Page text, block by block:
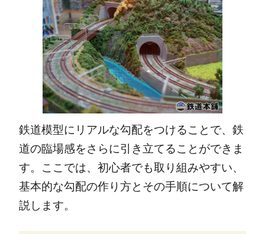
鉄道模型にリアルな勾配をつけることで、鉄
道の臨場感をさらに引き立てることができま
す。ここでは、初心者でも取り組みやすい、
基本的な勾配の作り方とその手順について解
説します。